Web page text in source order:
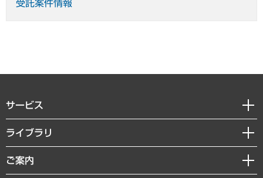
受託案件情報
サービス
経営戦略
組織・人事戦略
デジタルイノベーション
ライブラリ
経済調査
レポート
ご案内